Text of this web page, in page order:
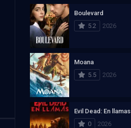
Boulevard
5.2
2026
Moana
5.5
2026
Evil Dead: En llamas
0
2026